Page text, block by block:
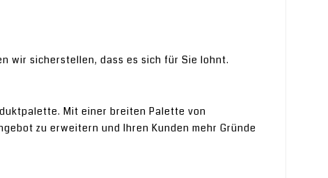
wir sicherstellen, dass es sich für Sie lohnt.
Mit einer breiten Palette von
zu erweitern und Ihren Kunden mehr Gründe